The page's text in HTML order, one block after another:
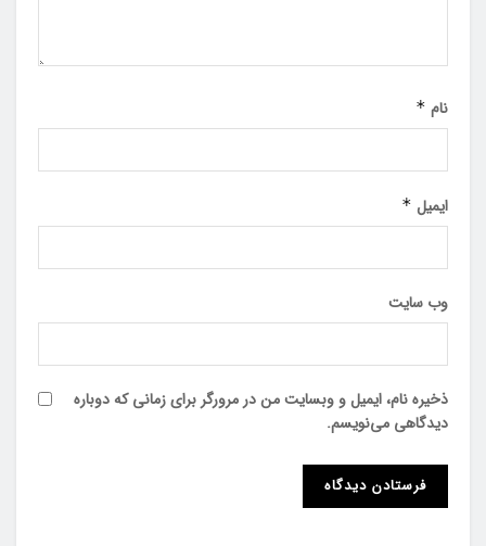
نام *
ایمیل *
وب‌ سایت
ذخیره نام، ایمیل و وبسایت من در مرورگر برای زمانی که دوباره
دیدگاهی می‌نویسم.